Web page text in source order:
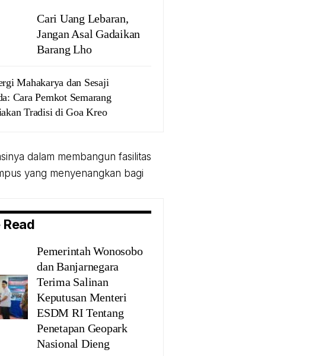
Cari Uang Lebaran,
Jangan Asal Gadaikan
Barang Lho
Mahakarya dan Sesaji
Cara Pemkot Semarang
Tradisi di Goa Kreo
dalam membangun fasilitas
yang menyenangkan bagi
Pemerintah Wonosobo
dan Banjarnegara
Terima Salinan
Keputusan Menteri
ESDM RI Tentang
Penetapan Geopark
Nasional Dieng